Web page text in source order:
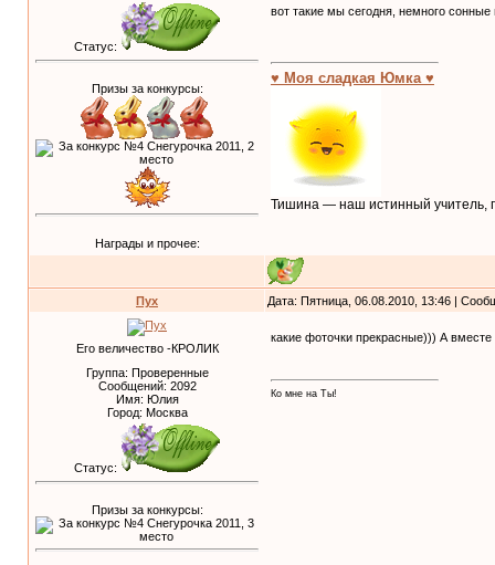
Статус:
Призы за конкурсы:
Награды и прочее:
вот такие мы сегодня, немного
♥ Моя сладкая Юмка ♥
Тишина — наш истинный учитель,
Пух Дата: Пятница, 06.08.2010, 13:46 |
Его величество -КРОЛИК
Группа: Проверенные
Сообщений: 2092
Имя: Юлия
Город: Москва
Статус:
Призы за конкурсы:
какие фоточки прекрасные))) А
Ко мне на Ты!